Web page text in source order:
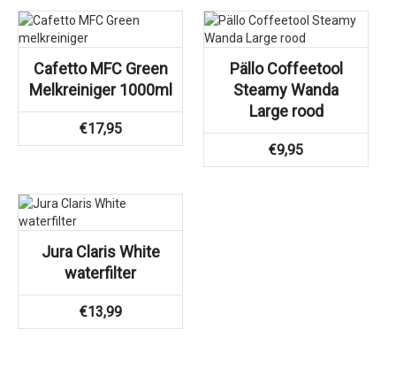
Cafetto MFC Green
Melkreiniger 1000ml
€17,95
Pällo Coffeetool
Steamy Wanda
Large rood
€9,95
Jura Claris White
waterfilter
€13,99